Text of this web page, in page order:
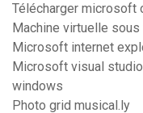
Télécharger microsoft
Machine virtuelle
Microsoft internet
Microsoft visual
windows
Photo grid musical.ly